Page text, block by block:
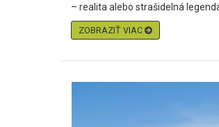
– realita alebo strašidelná
ZOBRAZIŤ VIAC